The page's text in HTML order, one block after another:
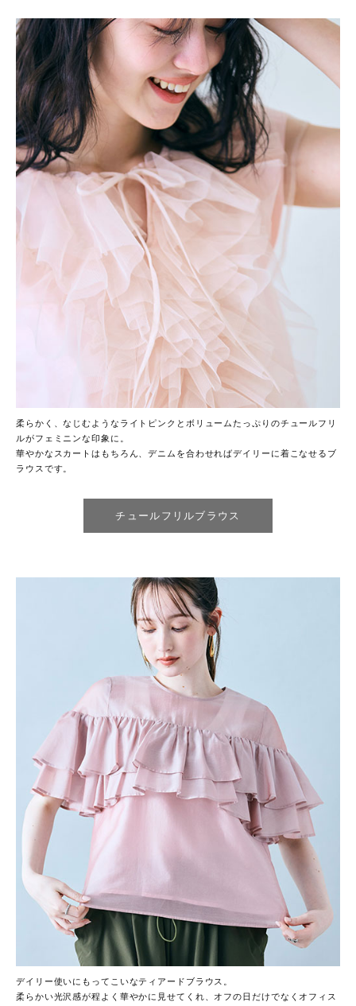
柔らかく、なじむようなライトピンクとボリュームたっぷりのチュールフリ
ルがフェミニンな印象に。
華やかなスカートはもちろん、デニムを合わせればデイリーに着こなせるブ
ラウスです。
チュールフリルブラウス
デイリー使いにもってこいなティアードブラウス。
柔らかい光沢感が程よく華やかに見せてくれ、オフの日だけでなくオフィス